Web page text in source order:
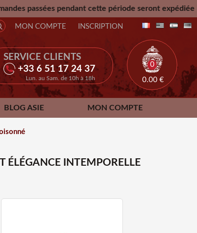
pendant cette période seront expédiée le Mercredi 26
SERVICE CLIENTS
+33 6 51 17 24 37
Lun. au Sam. de 10h à 18h
MON COMPTE INSCRIPTION
0
0.00 €
BLOG ASIE MON COMPTE
ÉLÉGANCE INTEMPORELLE